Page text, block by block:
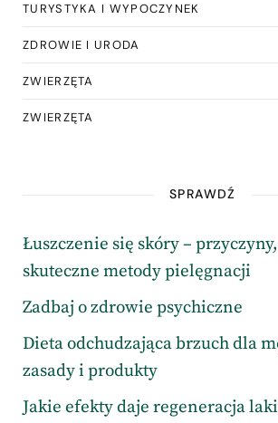
TURYSTYKA I WYPOCZYNEK
ZDROWIE I URODA
ZWIERZĘTA
ZWIERZĘTA
SPRAWDŹ
Łuszczenie się skóry –
skuteczne metody pielęgnacji
Zadbaj o zdrowie psychiczne
Dieta odchudzająca brzuch dla
zasady i produkty
Jakie efekty daje regeneracja